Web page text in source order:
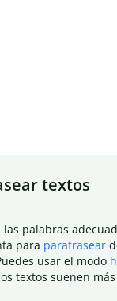
textos
las palabras
para parafrasear
usar el modo
textos suenen más